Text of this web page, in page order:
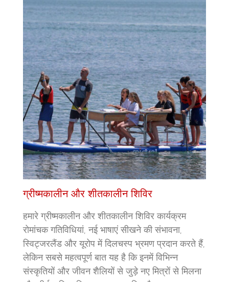
ग्रीष्मकालीन और शीतकालीन शिविर
हमारे ग्रीष्मकालीन और शीतकालीन शिविर कार्यक्रम
रोमांचक गतिविधियां, नई भाषाएं सीखने की संभावना,
स्विट्जरलैंड और यूरोप में दिलचस्प भ्रमण प्रदान करते हैं,
लेकिन सबसे महत्वपूर्ण बात यह है कि इनमें विभिन्न
संस्कृतियों और जीवन शैलियों से जुड़े नए मित्रों से मिलना